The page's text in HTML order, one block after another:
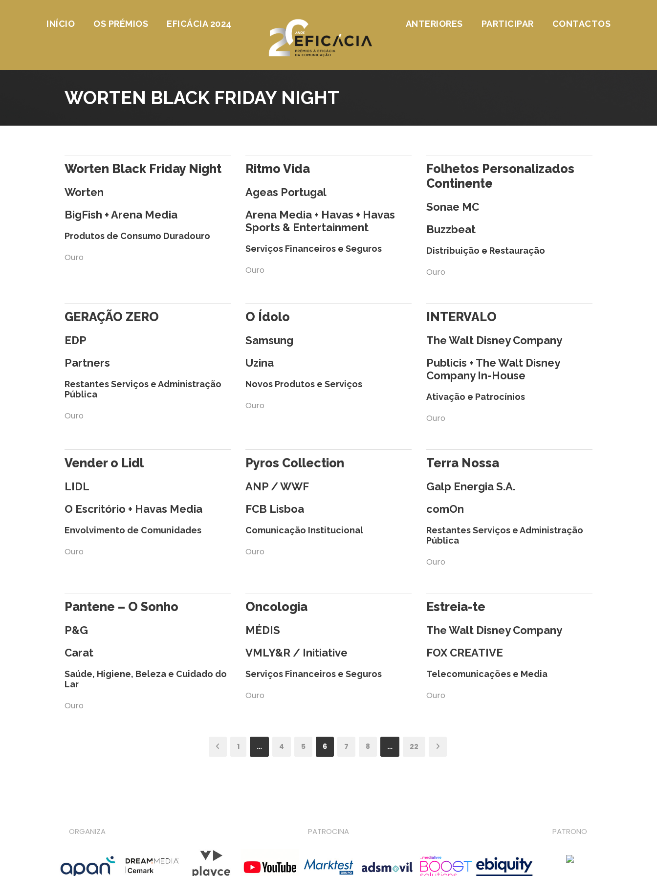
INÍCIO OS PRÉMIOS EFICÁCIA 2024 ANTERIORES PARTICIPAR CONTACTOS
WORTEN BLACK FRIDAY NIGHT
Worten Black Friday Night
Worten
BigFish + Arena Media
Produtos de Consumo Duradouro
Ouro
Ritmo Vida
Ageas Portugal
Arena Media + Havas + Havas
Sports & Entertainment
Serviços Financeiros e Seguros
Ouro
Folhetos Personalizados
Continente
Sonae MC
Buzzbeat
Distribuição e Restauração
Ouro
GERAÇÃO ZERO
EDP
Partners
Restantes Serviços e Administração
Pública
Ouro
O Ídolo
Samsung
Uzina
Novos Produtos e Serviços
Ouro
INTERVALO
The Walt Disney Company
Publicis + The Walt Disney
Company In-House
Ativação e Patrocínios
Ouro
Vender o Lidl
LIDL
O Escritório + Havas Media
Envolvimento de Comunidades
Ouro
Pyros Collection
ANP / WWF
FCB Lisboa
Comunicação Institucional
Ouro
Terra Nossa
Galp Energia S.A.
comOn
Restantes Serviços e Administração
Pública
Ouro
Pantene – O Sonho
P&G
Carat
Saúde, Higiene, Beleza e Cuidado do
Lar
Ouro
Oncologia
MÉDIS
VMLY&R / Initiative
Serviços Financeiros e Seguros
Ouro
Estreia-te
The Walt Disney Company
FOX CREATIVE
Telecomunicações e Media
Ouro
1 … 4 5 6 7 8 … 22
ORGANIZA PATROCINA PATRONO